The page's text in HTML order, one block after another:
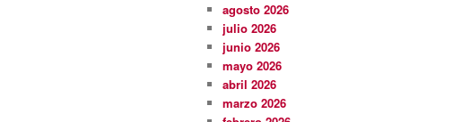
agosto 2026
julio 2026
junio 2026
mayo 2026
abril 2026
marzo 2026